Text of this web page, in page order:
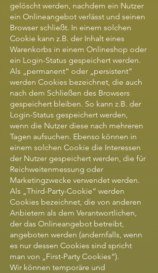
gelöscht werden, nachdem ein Nutzer
ein Onlineangebot verlässt und seinen
Browser schließt. In einem solchen
Cookie kann z.B. der Inhalt eines
Warenkorbs in einem Onlineshop oder
ein Login-Status gespeichert werden.
Als „permanent“ oder „persistent“
werden Cookies bezeichnet, die auch
nach dem Schließen des Browsers
gespeichert bleiben. So kann z.B. der
Login-Status gespeichert werden,
wenn die Nutzer diese nach mehreren
Tagen aufsuchen. Ebenso können in
einem solchen Cookie die Interessen
der Nutzer gespeichert werden, die für
Reichweitenmessung oder
Marketingzwecke verwendet werden.
Als „Third-Party-Cookie“ werden
Cookies bezeichnet, die von anderen
Anbietern als dem Verantwortlichen,
der das Onlineangebot betreibt,
angeboten werden (andernfalls, wenn
es nur dessen Cookies sind spricht
man von „First-Party Cookies“).
Wir können temporäre und